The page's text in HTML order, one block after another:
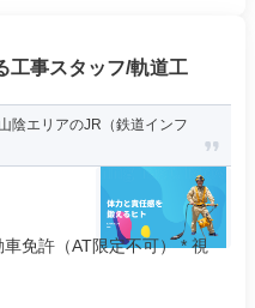
工事スタッフ/軌道工
陰エリアのJR（鉄道インフ
免許（AT限定不可） * 視